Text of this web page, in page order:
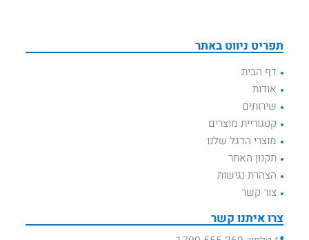
תפריט ניווט באתר
דף הבית
אודות
שירותים
קטגוריית מוצרים
מוצרי הדגל שלנו
תקנון האתר
הצהרת נגישות
צור קשר
צרו איתנו קשר